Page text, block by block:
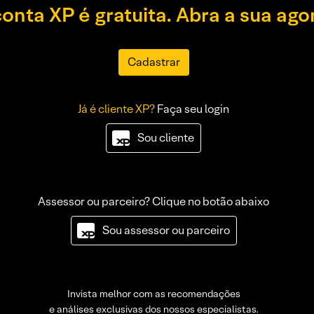
XP é gratuita. Abra a sua
Cadastrar
Já é cliente XP?Faça seu login
Sou cliente
Assessor ou parceiro? Clique no botão abaixo
Sou assessor ou parceiro
Invista melhor com as recomendações
e análises exclusivas dos nossos especialistas.